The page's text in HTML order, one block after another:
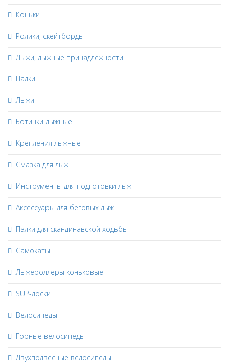
Коньки
Ролики, скейтборды
Лыжи, лыжные принадлежности
Палки
Лыжи
Ботинки лыжные
Крепления лыжные
Смазка для лыж
Инструменты для подготовки лыж
Аксессуары для беговых лыж
Палки для скандинавской ходьбы
Самокаты
Лыжероллеры коньковые
SUP-доски
Велосипеды
Горные велосипеды
Двухподвесные велосипеды